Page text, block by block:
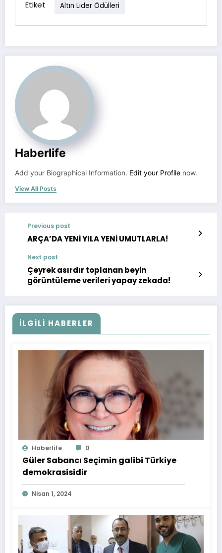
Etiket Altın Lider Ödülleri
Haberlife
Add your Biographical Information. Edit your Profile now.
View All Posts
Previous post
ARÇA’DA YENİ YILA YENİ UMUTLARLA!
Next post
Çeyrek asırdır toplanan beyin
görüntüleme verileri yapay zekada!
İLGILI HABERLER
Haberlife 0
Güler Sabancı Seçimin galibi Türkiye
demokrasisidir
Nisan 1, 2024